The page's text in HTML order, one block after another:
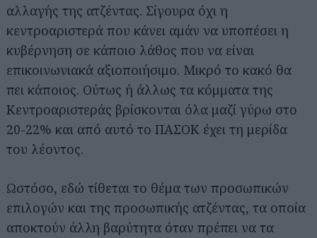
αλλαγής της ατζέντας. Σίγουρα όχι η
κεντροαριστερά που κάνει αμάν να υποπέσει η
κυβέρνηση σε κάποιο λάθος που να είναι
επικοινωνιακά αξιοποιήσιμο. Μικρό το κακό θα
πει κάποιος. Ούτως ή άλλως τα κόμματα της
Κεντροαριστεράς βρίσκονται όλα μαζί γύρω στο
20-22% και από αυτό το ΠΑΣΟΚ έχει τη μερίδα
του λέοντος.
Ωστόσο, εδώ τίθεται το θέμα των προσωπικών
επιλογών και της προσωπικής ατζέντας, τα οποία
αποκτούν άλλη βαρύτητα όταν πρέπει να τα